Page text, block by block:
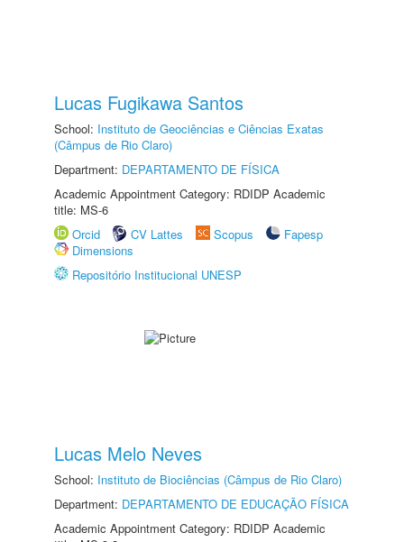
Lucas Fugikawa Santos
School: Instituto de Geociências e Ciências Exatas
(Câmpus de Rio Claro)
Department: DEPARTAMENTO DE FÍSICA
Academic Appointment Category: RDIDP Academic
title: MS-6
Orcid
CV Lattes Scopus
Fapesp
Dimensions
Repositório Institucional UNESP
Lucas Melo Neves
School: Instituto de Biociências (Câmpus de Rio Claro)
Department: DEPARTAMENTO DE EDUCAÇÃO FÍSICA
Academic Appointment Category: RDIDP Academic